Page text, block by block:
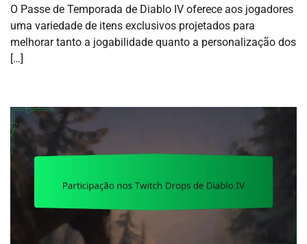
O Passe de Temporada de Diablo IV oferece aos jogadores
uma variedade de itens exclusivos projetados para
melhorar tanto a jogabilidade quanto a personalização dos
[…]